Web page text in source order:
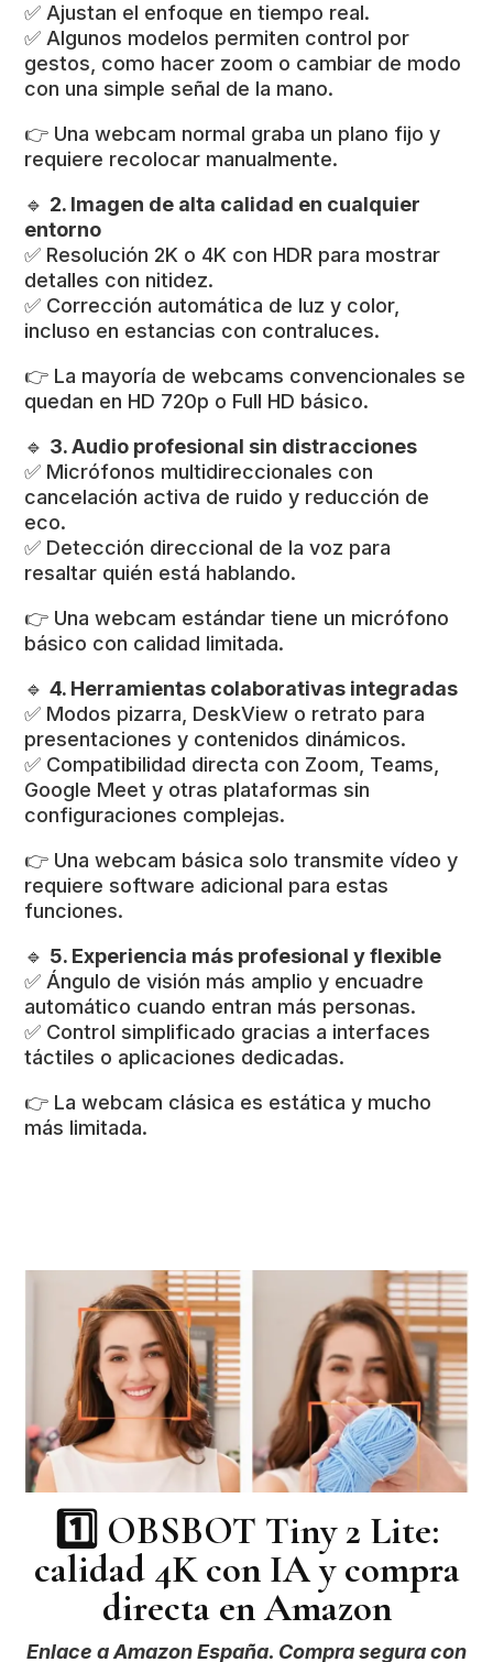
✅ Ajustan el enfoque en tiempo real.
✅ Algunos modelos permiten control por
gestos, como hacer zoom o cambiar de modo
con una simple señal de la mano.
👉 Una webcam normal graba un plano fijo y
requiere recolocar manualmente.
🔹 2. Imagen de alta calidad en cualquier
entorno
✅ Resolución 2K o 4K con HDR para mostrar
detalles con nitidez.
✅ Corrección automática de luz y color,
incluso en estancias con contraluces.
👉 La mayoría de webcams convencionales se
quedan en HD 720p o Full HD básico.
🔹 3. Audio profesional sin distracciones
✅ Micrófonos multidireccionales con
cancelación activa de ruido y reducción de
eco.
✅ Detección direccional de la voz para
resaltar quién está hablando.
👉 Una webcam estándar tiene un micrófono
básico con calidad limitada.
🔹4. Herramientas colaborativas integradas
✅ Modos pizarra, DeskView o retrato para
presentaciones y contenidos dinámicos.
✅ Compatibilidad directa con Zoom, Teams,
Google Meet y otras plataformas sin
configuraciones complejas.
👉 Una webcam básica solo transmite vídeo y
requiere software adicional para estas
funciones.
🔹 5. Experiencia más profesional y flexible
✅ Ángulo de visión más amplio y encuadre
automático cuando entran más personas.
✅ Control simplificado gracias a interfaces
táctiles o aplicaciones dedicadas.
👉 La webcam clásica es estática y mucho
más limitada.
1️⃣ OBSBOT Tiny 2 Lite:
calidad 4K con IA y compra
directa en Amazon
Enlace a Amazon España. Compra segura con